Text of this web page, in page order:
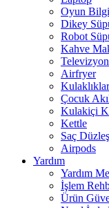
Oyun
Dikey
Robot
Kahve
Televizyon
Airfryer
Kulaklıklar
Çocuk
Kulakiçi
Kettle
Saç
Airpods
Yardım
Yardım
İşlem
Ürün